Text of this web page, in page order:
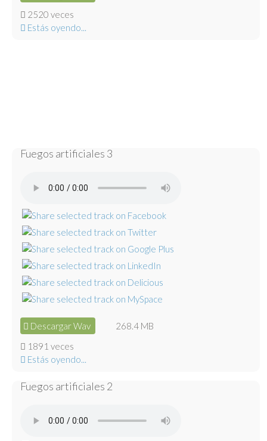
2520 veces
Estás oyendo...
Fuegos artificiales 3
Descargar Wav
268.4 MB
1891 veces
Estás oyendo...
Fuegos artificiales 2